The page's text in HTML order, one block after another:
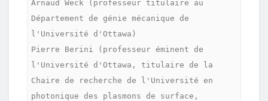
Arnaud Weck (professeur titulaire au
Département de génie mécanique de
l'Université d'Ottawa)
Pierre Berini (professeur éminent de
l'Université d'Ottawa, titulaire de la
Chaire de recherche de l'Université en
photonique des plasmons de surface,